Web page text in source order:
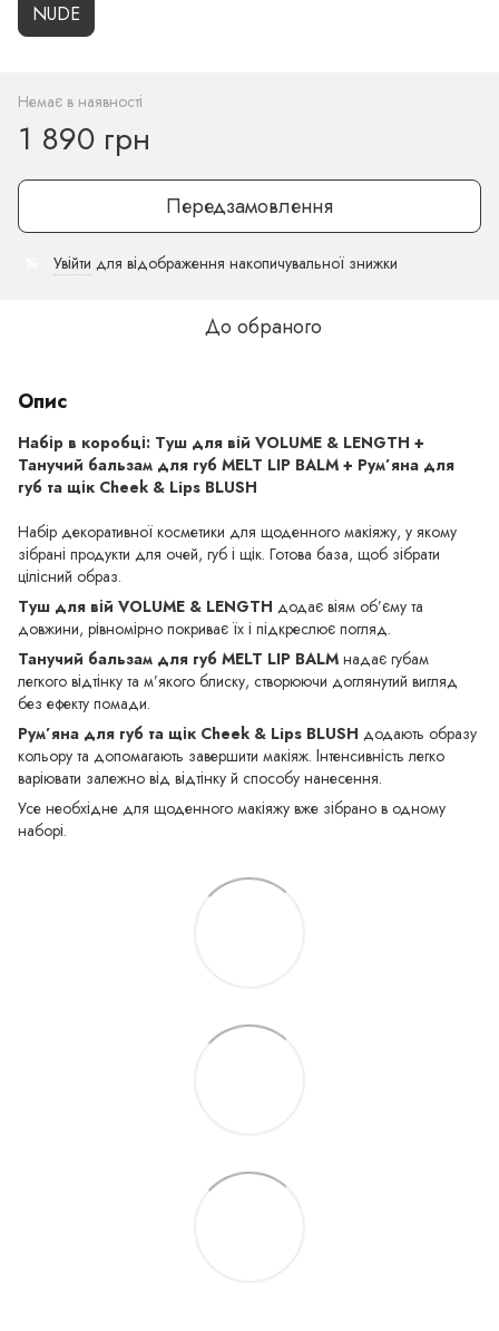
NUDE
Немає в наявності
1 890 грн
Передзамовлення
Увійти для відображення накопичувальної знижки
До обраного
Опис
Набір в коробці: Туш для вій VOLUME & LENGTH +
Танучий бальзам для губ MELT LIP BALM + Рум’яна для
губ та щік Cheek & Lips BLUSH
Набір декоративної косметики для щоденного макіяжу, у якому
зібрані продукти для очей, губ і щік. Готова база, щоб зібрати
цілісний образ.
Туш для вій VOLUME & LENGTH додає віям об’єму та
довжини, рівномірно покриває їх і підкреслює погляд.
Танучий бальзам для губ MELT LIP BALM надає губам
легкого відтінку та м’якого блиску, створюючи доглянутий вигляд
без ефекту помади.
Рум’яна для губ та щік Cheek & Lips BLUSH додають образу
кольору та допомагають завершити макіяж. Інтенсивність легко
варіювати залежно від відтінку й способу нанесення.
Усе необхідне для щоденного макіяжу вже зібрано в одному
наборі.